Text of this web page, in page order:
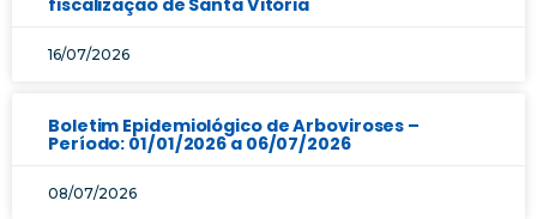
fiscalização de Santa Vitória
16/07/2026
Boletim Epidemiológico de Arboviroses –
Período: 01/01/2026 a 06/07/2026
08/07/2026